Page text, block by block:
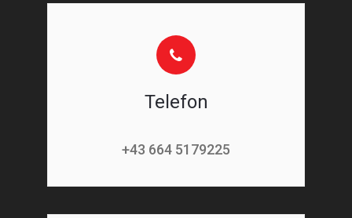
Telefon
+43 664 5179225